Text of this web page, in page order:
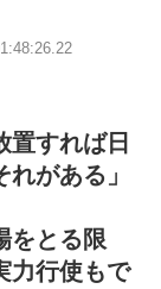
置すれば日
がある」
をとる限
力行使もで